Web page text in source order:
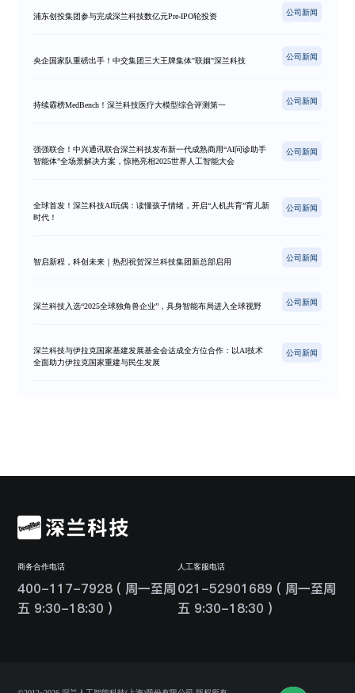
浦东创投集团参与完成深兰科技数亿元Pre-IPO轮投资 公司新闻
央企国家队重磅出手！中交集团三大王牌集体"联姻"深兰科技 公司新闻
持续霸榜MedBench！深兰科技医疗大模型综合评测第一 公司新闻
强强联合！中兴通讯联合深兰科技发布新一代成熟商用“AI问诊助手
智能体”全场景解决方案，惊艳亮相2025世界人工智能大会
公司新闻
全球首发！深兰科技AI玩偶：读懂孩子情绪，开启“人机共育”育儿新
时代！
公司新闻
智启新程，科创未来｜热烈祝贺深兰科技集团新总部启用 公司新闻
深兰科技入选“2025全球独角兽企业”，具身智能布局进入全球视野 公司新闻
深兰科技与伊拉克国家基建发展基金会达成全方位合作：以AI技术
全面助力伊拉克国家重建与民生发展
公司新闻
商务合作电话
400-117-7928 ( 周一至周
五 9:30-18:30 )
人工客服电话
021-52901689 ( 周一至周
五 9:30-18:30 )